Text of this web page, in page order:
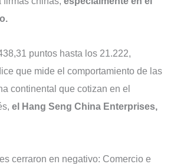
puntos hasta los 21.222,
que mide el comportamiento de las
continental que cotizan en el
el Hang Seng China Enterprises,
cerraron en negativo: Comercio e